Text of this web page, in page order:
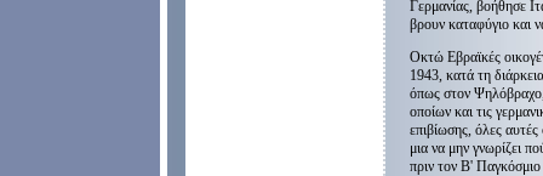
Γερμανίας, βοήθησε
βρουν καταφύγιο
Οκτώ Εβραϊκές
1943, κατά τη
όπως στον Ψηλόβραχο,
οποίων και τις
επιβίωσης, όλες
μια να μην γνωρίζει
πριν τον Β'